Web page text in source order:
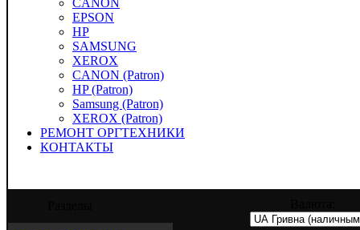
CANON
EPSON
HP
SAMSUNG
XEROX
CANON (Patron)
HP (Patron)
Samsung (Patron)
XEROX (Patron)
РЕМОНТ ОРГТЕХНИКИ
КОНТАКТЫ